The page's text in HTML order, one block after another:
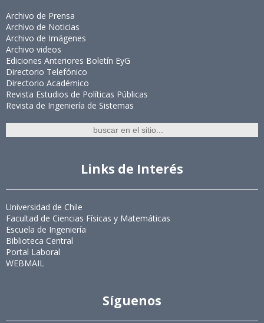
Archivo de Prensa
Archivo de Noticias
Archivo de Imágenes
Archivo videos
Ediciones Anteriores Boletín EyG
Directorio Telefónico
Directorio Académico
Revista Estudios de Políticas Públicas
Revista de Ingeniería de Sistemas
Links de Interés
Universidad de Chile
Facultad de Ciencias Físicas y Matemáticas
Escuela de Ingeniería
Biblioteca Central
Portal Laboral
WEBMAIL
Síguenos